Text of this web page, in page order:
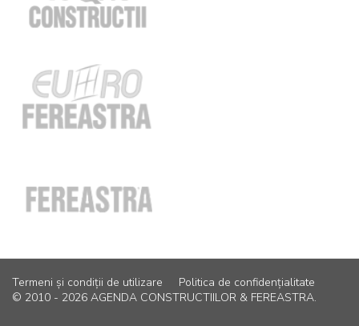
Termeni și condiții de utilizare
Politica de confidențialitate
© 2010 - 2026 AGENDA CONSTRUCTIILOR & FEREASTRA.